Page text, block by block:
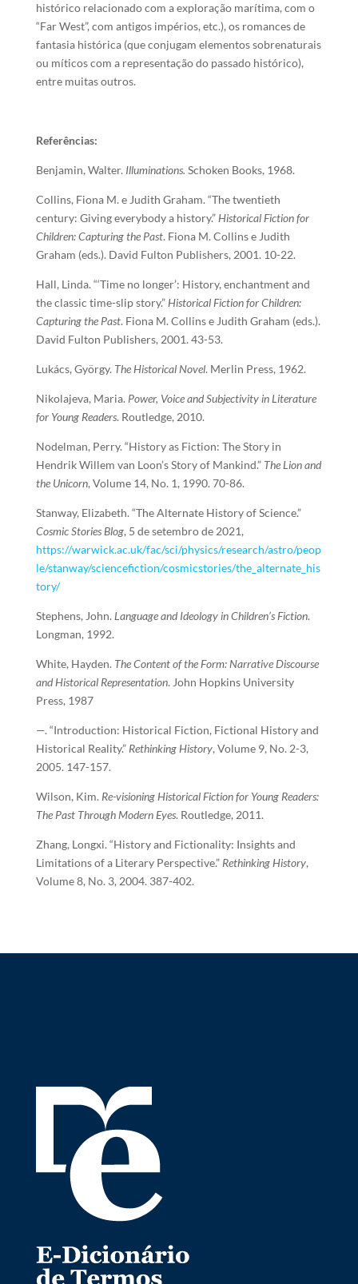
histórico relacionado com a exploração marítima, com o
“Far West”, com antigos impérios, etc.), os romances de
fantasia histórica (que conjugam elementos sobrenaturais
ou míticos com a representação do passado histórico),
entre muitas outros.
Referências:
Benjamin, Walter. Illuminations. Schoken Books, 1968.
Collins, Fiona M. e Judith Graham. “The twentieth
century: Giving everybody a history.” Historical Fiction for
Children: Capturing the Past. Fiona M. Collins e Judith
Graham (eds.). David Fulton Publishers, 2001. 10-22.
Hall, Linda. “‘Time no longer’: History, enchantment and
the classic time-slip story.” Historical Fiction for Children:
Capturing the Past. Fiona M. Collins e Judith Graham (eds.).
David Fulton Publishers, 2001. 43-53.
Lukács, György. The Historical Novel. Merlin Press, 1962.
Nikolajeva, Maria. Power, Voice and Subjectivity in Literature
for Young Readers. Routledge, 2010.
Nodelman, Perry. “History as Fiction: The Story in
Hendrik Willem van Loon’s Story of Mankind.” The Lion and
the Unicorn, Volume 14, No. 1, 1990. 70-86.
Stanway, Elizabeth. “The Alternate History of Science.”
Cosmic Stories Blog, 5 de setembro de 2021,
https://warwick.ac.uk/fac/sci/physics/research/astro/peop
le/stanway/sciencefiction/cosmicstories/the_alternate_his
tory/
Stephens, John. Language and Ideology in Children’s Fiction.
Longman, 1992.
White, Hayden. The Content of the Form: Narrative Discourse
and Historical Representation. John Hopkins University
Press, 1987
—. “Introduction: Historical Fiction, Fictional History and
Historical Reality.” Rethinking History, Volume 9, No. 2-3,
2005. 147-157.
Wilson, Kim. Re-visioning Historical Fiction for Young Readers:
The Past Through Modern Eyes. Routledge, 2011.
Zhang, Longxi. “History and Fictionality: Insights and
Limitations of a Literary Perspective.” Rethinking History,
Volume 8, No. 3, 2004. 387-402.